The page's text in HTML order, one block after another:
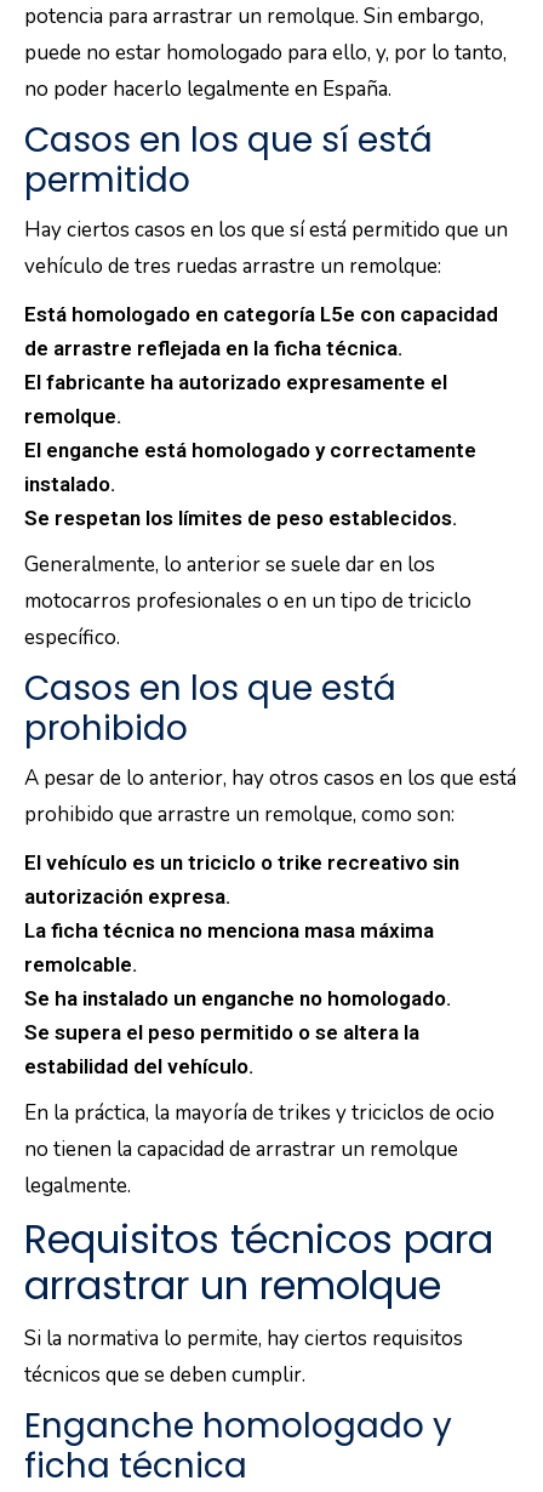
potencia para arrastrar un remolque. Sin embargo,
puede no estar homologado para ello, y, por lo tanto,
no poder hacerlo legalmente en España.
Casos en los que sí está
permitido
Hay ciertos casos en los que sí está permitido que un
vehículo de tres ruedas arrastre un remolque:
Está homologado en categoría L5e con capacidad
de arrastre reflejada en la ficha técnica.
El fabricante ha autorizado expresamente el
remolque.
El enganche está homologado y correctamente
instalado.
Se respetan los límites de peso establecidos.
Generalmente, lo anterior se suele dar en los
motocarros profesionales o en un tipo de triciclo
específico.
Casos en los que está
prohibido
A pesar de lo anterior, hay otros casos en los que está
prohibido que arrastre un remolque, como son:
El vehículo es un triciclo o trike recreativo sin
autorización expresa.
La ficha técnica no menciona masa máxima
remolcable.
Se ha instalado un enganche no homologado.
Se supera el peso permitido o se altera la
estabilidad del vehículo.
En la práctica, la mayoría de trikes y triciclos de ocio
no tienen la capacidad de arrastrar un remolque
legalmente.
Requisitos técnicos para
arrastrar un remolque
Si la normativa lo permite, hay ciertos requisitos
técnicos que se deben cumplir.
Enganche homologado y
ficha técnica